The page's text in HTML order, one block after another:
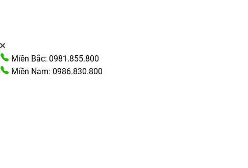
Miền Bắc: 0981.855.800
Miền Nam: 0986.830.800